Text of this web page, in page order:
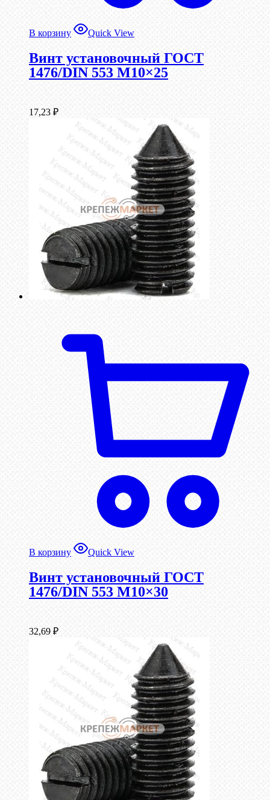
В корзину Quick View
Винт установочный ГОСТ
1476/DIN 553 М10×25
17,23 ₽
В корзину Quick View
Винт установочный ГОСТ
1476/DIN 553 М10×30
32,69 ₽